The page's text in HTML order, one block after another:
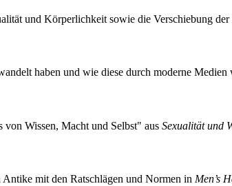
und Körperlichkeit sowie die Verschiebung
haben und wie diese durch moderne Medien
Wissen, Macht und Selbst" aus Sexualität und
mit den Ratschlägen und Normen in Men’s